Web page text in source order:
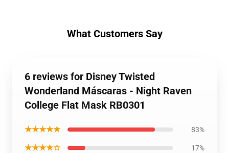
What Customers Say
6 reviews for Disney Twisted
Wonderland Máscaras - Night Raven
College Flat Mask RB0301
★★★★★ 83%
★★★★☆ 17%